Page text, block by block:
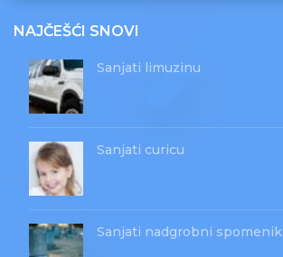
NAJČEŠĆI SNOVI
Sanjati limuzinu
Sanjati curicu
Sanjati nadgrobni spomenik